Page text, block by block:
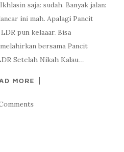
saja: sudah. Banyak jalan:
ini mah. Apalagi Pancit
pun kelaaar. Bisa
bersama Pancit
Setelah Nikah Kalau…
MORE